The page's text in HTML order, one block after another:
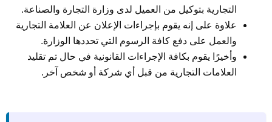
التجارية بتوكيل من العميل لدى وزارة التجارة والصناعة.
علاوة على إنه يقوم بإجراءات الإعلان عن العلامة التجارية
والعمل على دفع كافة الرسوم التي تحددها الوزارة.
وأخيرًا يقوم بكافة الإجراءات القانونية في حال تم تقليد
العلامات التجارية من قبل أي شركة أو شخص آخر.